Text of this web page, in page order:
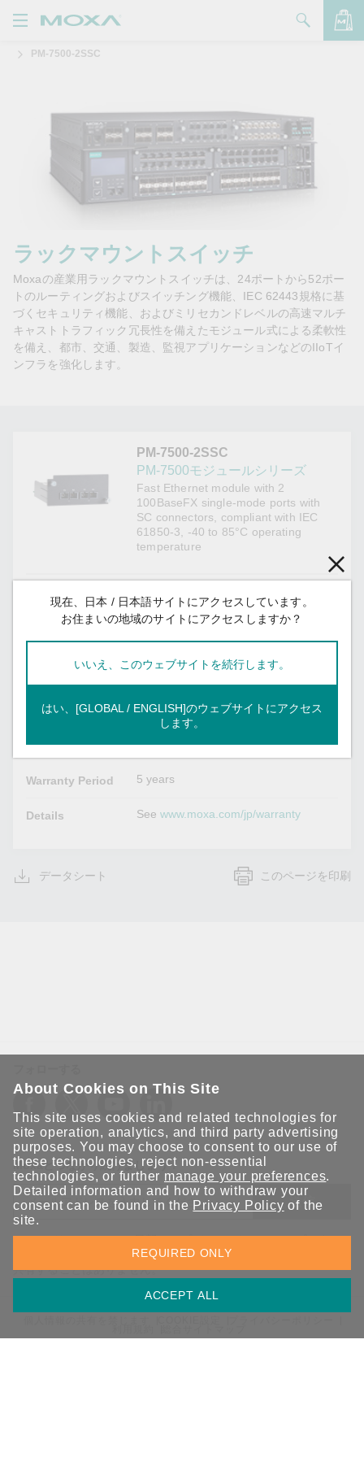
品
問い合わせ
ートナー・ゾーン
Moxa
PM-7500-2SSC
ラックマウントスイッチ
Moxaの産業用ラックマウントスイッチは、24ポートから52ポー
トのルーティングおよびスイッチング機能、IEC 62443規格に基
づくセキュリティ機能、およびミリセカンドレベルの高速マルチ
キャストトラフィック冗長性を備えたモジュール式による柔軟性
を備え、都市、交通、製造、監視アプリケーションなどのIIoTイ
ンフラを強化します。
PM-7500-2SSC
PM-7500モジュールシリーズ
Fast Ethernet module with 2
100BaseFX single-mode ports with
SC connectors, compliant with IEC
61850-3, -40 to 85°C operating
temperature
Ethernet Interface
100BaseFX
Ports (single-
connector)
2
Optical Fiber Read more
Warranty
Warranty Period 5 years
Details Seewww.moxa.com/jp/warranty
データシート このページを印刷
Moxaとつながり続けましょう！
送信
Moxaソリューションの最新アップデートにサインアップしま
す。 Moxaではプライバシーを尊重しており、メールを他の人と
共有することはありません。
現在、日本 / 日本語サイトにアクセスしています。
お住まいの地域のサイトにアクセスしますか？
いいえ、このウェブサイトを続行します。
はい、[GLOBAL / ENGLISH]のウェブサイトにアクセス
します。
About Cookies on This Site
This site uses cookies and related technologies for
site operation, analytics, and third party advertising
purposes. You may choose to consent to our use of
these technologies, reject non-essential
technologies, or further manage your preferences.
Detailed information and how to withdraw your
consent can be found in the Privacy Policy of the
site.
ACCEPT ALL
REQUIRED ONLY